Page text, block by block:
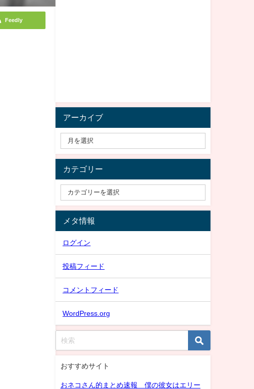
Feedly
アーカイブ
カテゴリー
メタ情報
ログイン
投稿フィード
コメントフィード
WordPress.org
おすすめサイト
おネコさん的まとめ速報 僕の彼女はエリー